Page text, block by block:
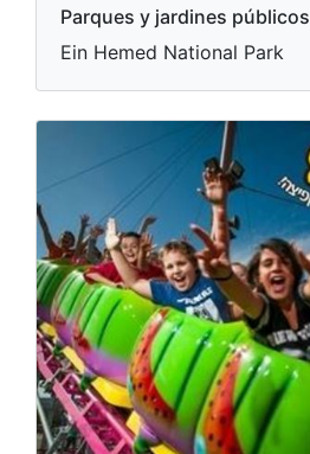
Parques y jardines públicos
Ein Hemed National Park